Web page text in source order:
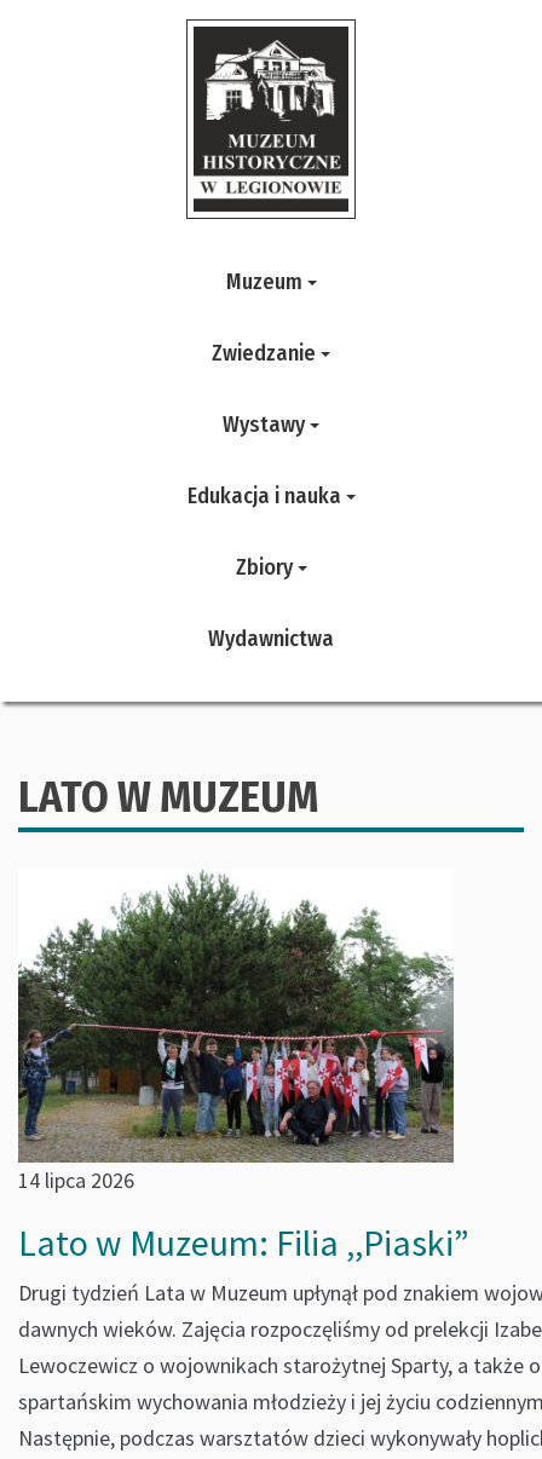
Muzeum
Zwiedzanie
Wystawy
Edukacja i nauka
Zbiory
Wydawnictwa
LATO W MUZEUM
14 lipca 2026
Lato w Muzeum: Filia ,,Piaski”
Drugi tydzień Lata w Muzeum upłynął pod znakiem
dawnych wieków. Zajęcia rozpoczęliśmy od prelekcji
Lewoczewicz o wojownikach starożytnej Sparty, a także o
spartańskim wychowania młodzieży i jej życiu
Następnie, podczas warsztatów dzieci wykonywały